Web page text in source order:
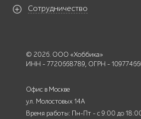
Сотрудничество
© 2026. ООО «Хоббика»
ИНН - 7720668789, ОГРН -
Офис в Москве
ул. Молостовых 14А
Время работы: Пн-Пт - с 9:00 до